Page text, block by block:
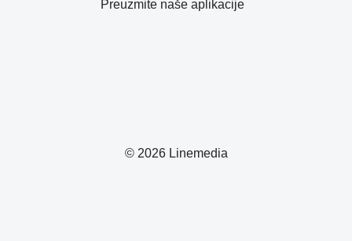
© 2026 Linemedia
Preuzmite naše aplikacije